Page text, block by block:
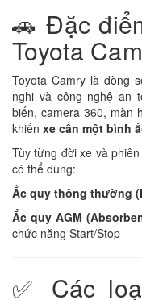
🚗 Đặc
Toyota
Toyota Camry là dòng
nghi và công nghệ an
biến, camera 360, màn
khiến xe cần một bình
Tùy từng đời xe và
có thể dùng:
Ắc quy thông thường
Ắc quy AGM
chức năng Start/Stop
✅ Các